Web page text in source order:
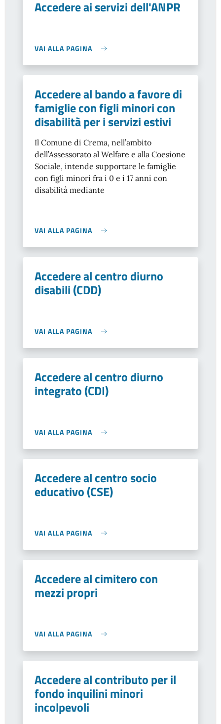
Accedere ai servizi dell'ANPR
VAI ALLA PAGINA
Accedere al bando a favore di
famiglie con figli minori con
disabilità per i servizi estivi
Il Comune di Crema, nell’ambito
dell’Assessorato al Welfare e alla Coesione
Sociale, intende supportare le famiglie
con figli minori fra i 0 e i 17 anni con
disabilità mediante
VAI ALLA PAGINA
Accedere al centro diurno
disabili (CDD)
VAI ALLA PAGINA
Accedere al centro diurno
integrato (CDI)
VAI ALLA PAGINA
Accedere al centro socio
educativo (CSE)
VAI ALLA PAGINA
Accedere al cimitero con
mezzi propri
VAI ALLA PAGINA
Accedere al contributo per il
fondo inquilini minori
incolpevoli